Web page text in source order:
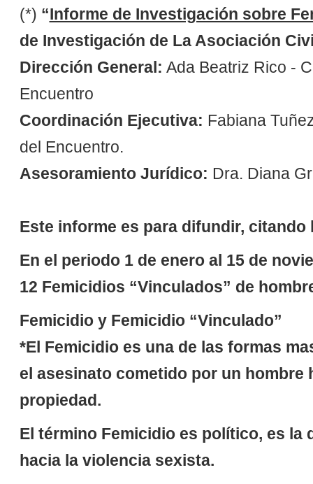
(*) “Informe de Investigación sobre
de Investigación de La Asociación
Dirección General: Ada Beatriz Rico -
Encuentro
Coordinación Ejecutiva: Fabiana
del Encuentro.
Asesoramiento Jurídico: Dra. Diana
Este informe es para difundir, citando
En el periodo 1 de enero al 15 de
12 Femicidios “Vinculados” de
Femicidio y Femicidio “Vinculado”
*El Femicidio es una de las formas
el asesinato cometido por un hombre
propiedad.
El término Femicidio es político, es la
hacia la violencia sexista.